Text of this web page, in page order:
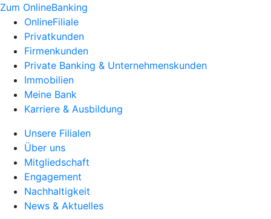
Zum OnlineBanking
OnlineFiliale
Privatkunden
Firmenkunden
Private Banking & Unternehmenskunden
Immobilien
Meine Bank
Karriere & Ausbildung
Unsere Filialen
Über uns
Mitgliedschaft
Engagement
Nachhaltigkeit
News & Aktuelles